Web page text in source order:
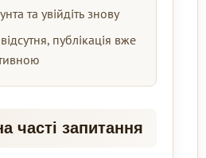
та увійдіть знову
публікація вже
часті запитання